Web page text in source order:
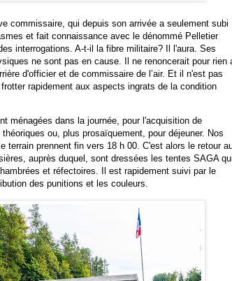
commissaire, qui depuis son arrivée a seulement subi
et fait connaissance avec le dénommé Pelletier
interrogations. A-t-il la fibre militaire? Il l'aura. Ses
ne sont pas en cause. Il ne renoncerait pour rien
d'officier et de commissaire de l’air. Et il n'est pas
rapidement aux aspects ingrats de la condition
ménagées dans la journée, pour l'acquisition de
ou, plus prosaïquement, pour déjeuner. Nos
terrain prennent fin vers 18 h 00. C'est alors le retour
auprès duquel, sont dressées les tentes SAGA
et réfectoires. Il est rapidement suivi par le
des punitions et les couleurs.